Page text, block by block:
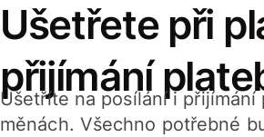
Ušetřete při
přijímání
Ušetříte na posílání i
měnách. Všechno potřebné